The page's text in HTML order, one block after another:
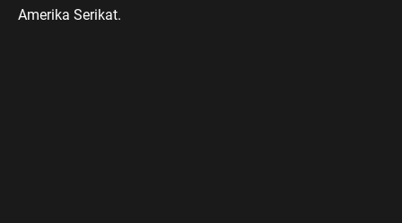
Amerika Serikat.